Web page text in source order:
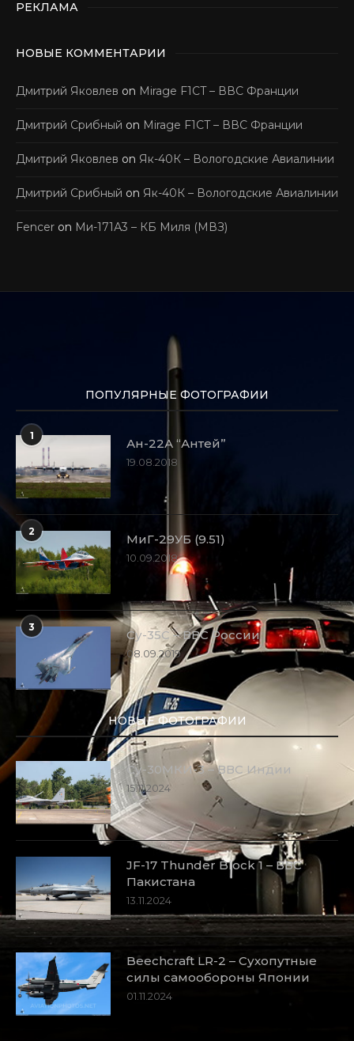
РЕКЛАМА
НОВЫЕ КОММЕНТАРИИ
Дмитрий Яковлев on Mirage F1CT – ВВС Франции
Дмитрий Срибный on Mirage F1CT – ВВС Франции
Дмитрий Яковлев on Як-40К – Вологодские Авиалинии
Дмитрий Срибный on Як-40К – Вологодские Авиалинии
Fencer on Ми-171А3 – КБ Миля (МВЗ)
ПОПУЛЯРНЫЕ ФОТОГРАФИИ
1
Ан-22А “Антей”
19.08.2018
2
МиГ-29УБ (9.51)
10.09.2018
3
Су-35С – ВВС России
08.09.2019
НОВЫЕ ФОТОГРАФИИ
Су-30МКИ-3 – ВВС Индии
15.11.2024
JF-17 Thunder Block 1 – ВВС
Пакистана
13.11.2024
Beechcraft LR-2 – Сухопутные
силы самообороны Японии
01.11.2024